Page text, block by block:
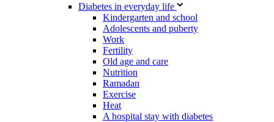
Diabetes in everyday life
Kindergarten and school
Adolescents and puberty
Work
Fertility
Old age and care
Nutrition
Ramadan
Exercise
Heat
A hospital stay with diabetes